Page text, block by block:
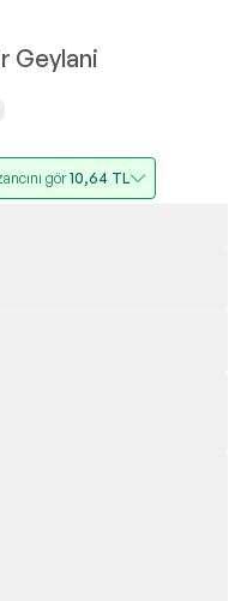
Geylani
gör10,64 TL